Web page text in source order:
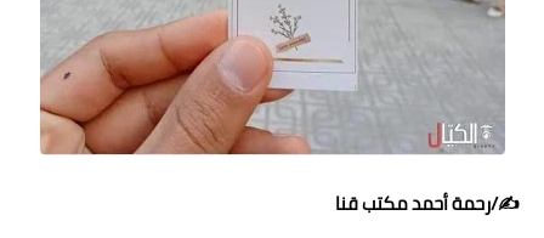
الصحه والجمال
فن المطبخ
مقالات
✍️/رحمة أحمد مكتب قنا